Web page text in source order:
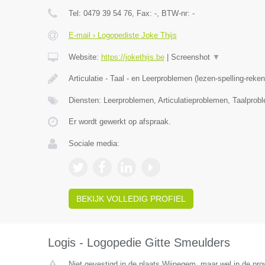
Tel: 0479 39 54 76, Fax: -, BTW-nr: -
E-mail › Logopediste Joke Thijs
Website: https://jokethijs.be| Screenshot ▼
Articulatie - Taal - en Leerproblemen (lezen-spelling-
Diensten: Leerproblemen, Articulatieproblemen,
Er wordt gewerkt op afspraak.
Sociale media:
BEKIJK VOLLEDIG PROFIEL
Logis - Logopedie Gitte Smeulders